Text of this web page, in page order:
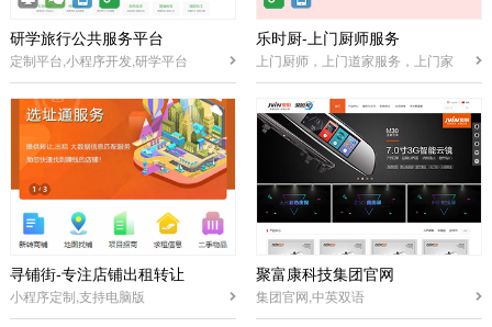
研学旅行公共服务平台
定制平台,小程序开发,研学平台
乐时厨-上门厨师服务
上门厨师，上门道家服务，上门家
政
寻铺街-专注店铺出租转让
小程序定制,支持电脑版
聚富康科技集团官网
集团官网,中英双语